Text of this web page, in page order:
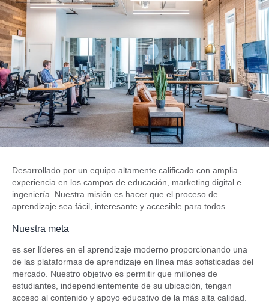
Desarrollado por un equipo altamente calificado con amplia
experiencia en los campos de educación, marketing digital e
ingeniería. Nuestra misión es hacer que el proceso de
aprendizaje sea fácil, interesante y accesible para todos.
Nuestra meta
es ser líderes en el aprendizaje moderno proporcionando una
de las plataformas de aprendizaje en línea más sofisticadas del
mercado. Nuestro objetivo es permitir que millones de
estudiantes, independientemente de su ubicación, tengan
acceso al contenido y apoyo educativo de la más alta calidad.